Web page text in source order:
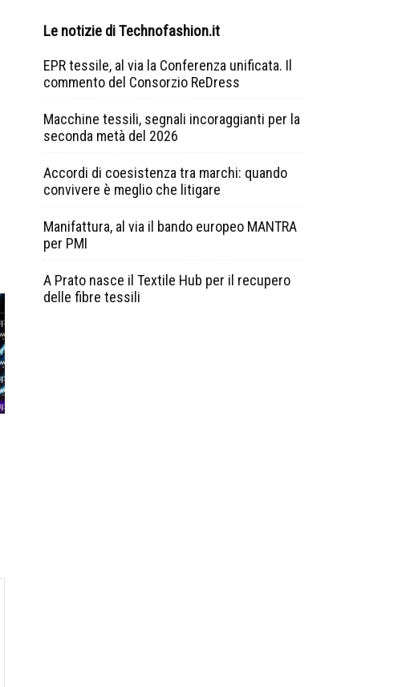
Le notizie di Technofashion.it
EPR tessile, al via la Conferenza unificata. Il
commento del Consorzio ReDress
Macchine tessili, segnali incoraggianti per la
seconda metà del 2026
Accordi di coesistenza tra marchi: quando
convivere è meglio che litigare
Manifattura, al via il bando europeo MANTRA
per PMI
A Prato nasce il Textile Hub per il recupero
delle fibre tessili